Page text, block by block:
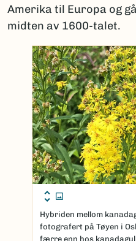
Amerika til Europa og
midten av 1600-talet.
Hybriden mellom
fotografert på Tøyen i
færre enn hos